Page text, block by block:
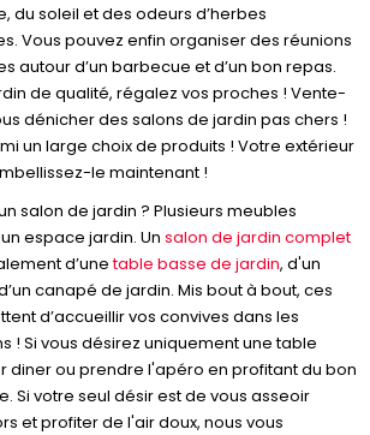
du soleil et des odeurs d’herbes
Vous pouvez enfin organiser des réunions
autour d’un barbecue et d’un bon repas.
de qualité, régalez vos proches ! Vente-
dénicher des salons de jardin pas chers !
un large choix de produits ! Votre extérieur
le maintenant !
salon de jardin ? Plusieurs meubles
espace jardin. Un salon de jardin complet
d’unetable basse de jardin, d'un
canapé de jardin. Mis bout à bout, ces
d’accueillir vos convives dans les
! Si vous désirez uniquement une table
diner ou prendre l'apéro en profitant du bon
Si votre seul désir est de vous asseoir
et profiter de l'air doux, nous vous